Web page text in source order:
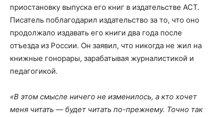
приостановку выпуска его книг в издательстве АСТ.
Писатель поблагодарил издательство за то, что оно
продолжало издавать его книги два года после
отъезда из России. Он заявил, что никогда не жил на
книжные гонорары, зарабатывая журналистикой и
педагогикой.
«В этом смысле ничего не изменилось, а кто хочет
меня читать — будет читать по-прежнему. Точно так